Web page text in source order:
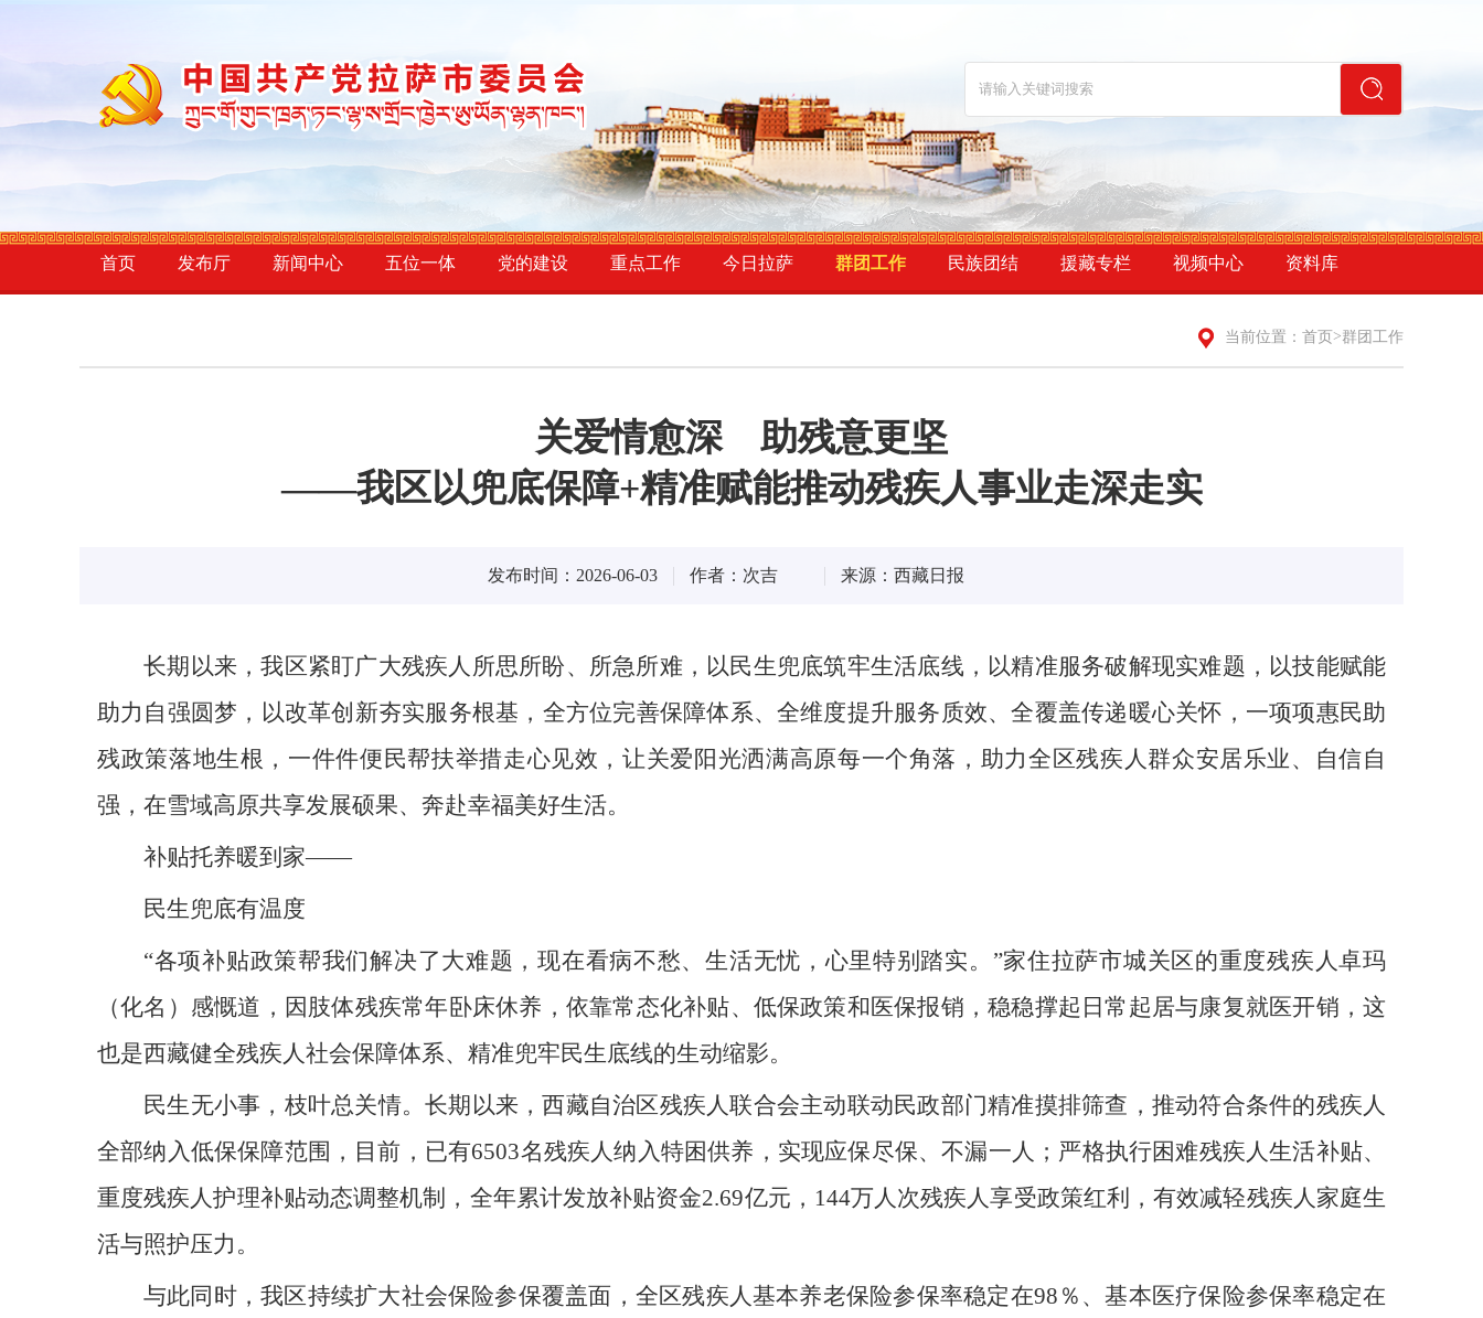
首页 发布厅 新闻中心 五位一体 党的建设 重点工作 今日拉萨 群团工作 民族团结 援藏专栏 视频中心 资料库
当前位置： 首页 >群团工作
关爱情愈深 助残意更坚
——我区以兜底保障+精准赋能推动残疾人事业走深走实
发布时间：2026-06-03 作者：次吉 来源：西藏日报
长期以来，我区紧盯广大残疾人所思所盼、所急所难，以民生兜底筑牢生活底线，以精准服务破解现实难题，以技能赋能
助力自强圆梦，以改革创新夯实服务根基，全方位完善保障体系、全维度提升服务质效、全覆盖传递暖心关怀，一项项惠民助
残政策落地生根，一件件便民帮扶举措走心见效，让关爱阳光洒满高原每一个角落，助力全区残疾人群众安居乐业、自信自
强，在雪域高原共享发展硕果、奔赴幸福美好生活。
补贴托养暖到家——
民生兜底有温度
“各项补贴政策帮我们解决了大难题，现在看病不愁、生活无忧，心里特别踏实。”家住拉萨市城关区的重度残疾人卓玛
（化名）感慨道，因肢体残疾常年卧床休养，依靠常态化补贴、低保政策和医保报销，稳稳撑起日常起居与康复就医开销，这
也是西藏健全残疾人社会保障体系、精准兜牢民生底线的生动缩影。
民生无小事，枝叶总关情。长期以来，西藏自治区残疾人联合会主动联动民政部门精准摸排筛查，推动符合条件的残疾人
全部纳入低保保障范围，目前，已有6503名残疾人纳入特困供养，实现应保尽保、不漏一人；严格执行困难残疾人生活补贴、
重度残疾人护理补贴动态调整机制，全年累计发放补贴资金2.69亿元，144万人次残疾人享受政策红利，有效减轻残疾人家庭生
活与照护压力。
与此同时，我区持续扩大社会保险参保覆盖面，全区残疾人基本养老保险参保率稳定在98％、基本医疗保险参保率稳定在